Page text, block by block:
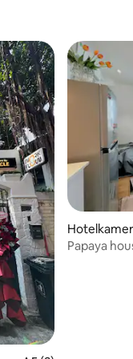
Papaya